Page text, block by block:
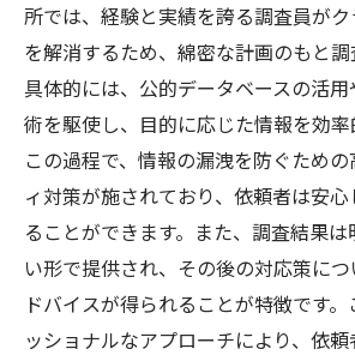
所では、経験と実績を誇る調査員が
を解消するため、綿密な計画のもと調
具体的には、公的データベースの活
術を駆使し、目的に応じた情報を効率
この過程で、情報の漏洩を防ぐため
ィ対策が施されており、依頼者は安
ることができます。また、調査結果
い形で提供され、その後の対応策に
ドバイスが得られることが特徴です
ッショナルなアプローチにより、依